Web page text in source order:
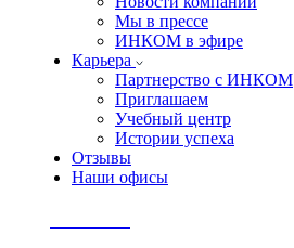
Мы в прессе
ИНКОМ в эфире
Карьера
Партнерство с ИНКОМ
Приглашаем
Учебный центр
Истории успеха
Отзывы
Наши офисы